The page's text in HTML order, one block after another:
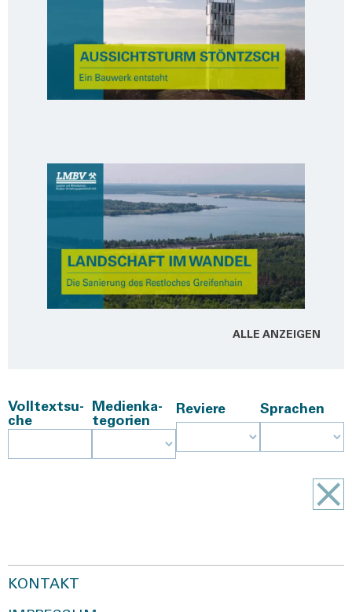
ALLE ANZEI­GEN
Voll­text­su­
che
Medi­en­ka­
te­go­rien
Revie­re Spra­chen
KONTAKT